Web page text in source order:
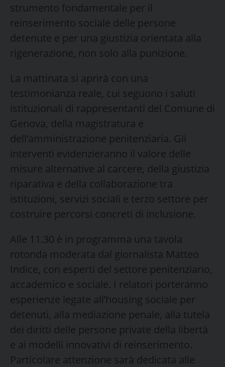
strumento fondamentale per il
reinserimento sociale delle persone
detenute e per una giustizia orientata alla
rigenerazione, non solo alla punizione.
La mattinata si aprirà con una
testimonianza reale, cui seguono i saluti
istituzionali di rappresentanti del Comune di
Genova, della magistratura e
dell’amministrazione penitenziaria. Gli
interventi evidenzieranno il valore delle
misure alternative al carcere, della giustizia
riparativa e della collaborazione tra
istituzioni, servizi sociali e terzo settore per
costruire percorsi concreti di inclusione.
Alle 11.30 è in programma una tavola
rotonda moderata dal giornalista Matteo
Indice, con esperti del settore penitenziario,
accademico e sociale. I relatori porteranno
esperienze legate all’housing sociale per
detenuti, alla mediazione penale, alla tutela
dei diritti delle persone private della libertà
e ai modelli innovativi di reinserimento.
Particolare attenzione sarà dedicata alle